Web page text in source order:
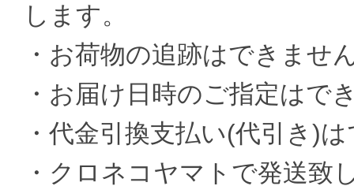
します。
・お荷物の追跡はできませ
・お届け日時のご指定はで
・代金引換支払い(代引き)
・クロネコヤマトで発送致